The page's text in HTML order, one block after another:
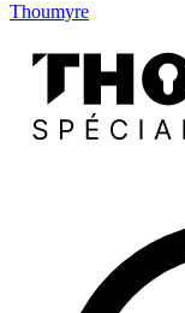
Thoumyre